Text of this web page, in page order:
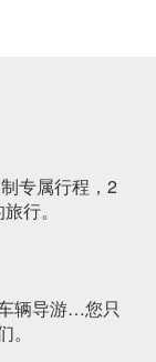
专属行程，2
行。
辆导游…您只